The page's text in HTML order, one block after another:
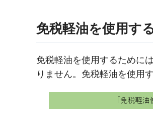
免税軽油を使用す
免税軽油を使用するために
りません。免税軽油を使用